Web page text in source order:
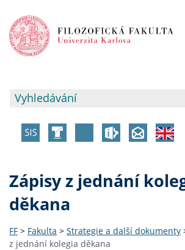
Zápisy z jednání
děkana
FF > Fakulta > Strategie a další dokumenty
z jednání kolegia děkana